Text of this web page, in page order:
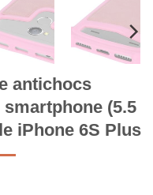
antichocs
(5.5
iPhone 6S Plus